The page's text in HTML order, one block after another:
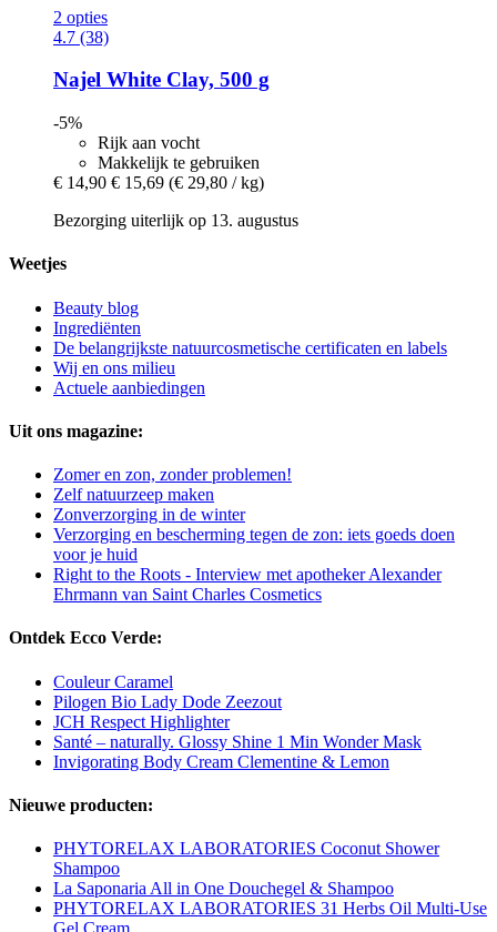
2 opties
4.7 (38)
Najel White Clay, 500 g
-5%
Rijk aan vocht
Makkelijk te gebruiken
€ 14,90 € 15,69 (€ 29,80 / kg)
Bezorging uiterlijk op 13. augustus
Weetjes
Beauty blog
Ingrediënten
De belangrijkste natuurcosmetische certificaten en labels
Wij en ons milieu
Actuele aanbiedingen
Uit ons magazine:
Zomer en zon, zonder problemen!
Zelf natuurzeep maken
Zonverzorging in de winter
Verzorging en bescherming tegen de zon: iets goeds doen
voor je huid
Right to the Roots - Interview met apotheker Alexander
Ehrmann van Saint Charles Cosmetics
Ontdek Ecco Verde:
Couleur Caramel
Pilogen Bio Lady Dode Zeezout
JCH Respect Highlighter
Santé – naturally. Glossy Shine 1 Min Wonder Mask
Invigorating Body Cream Clementine & Lemon
Nieuwe producten:
PHYTORELAX LABORATORIES Coconut Shower
Shampoo
La Saponaria All in One Douchegel & Shampoo
PHYTORELAX LABORATORIES 31 Herbs Oil Multi-Use